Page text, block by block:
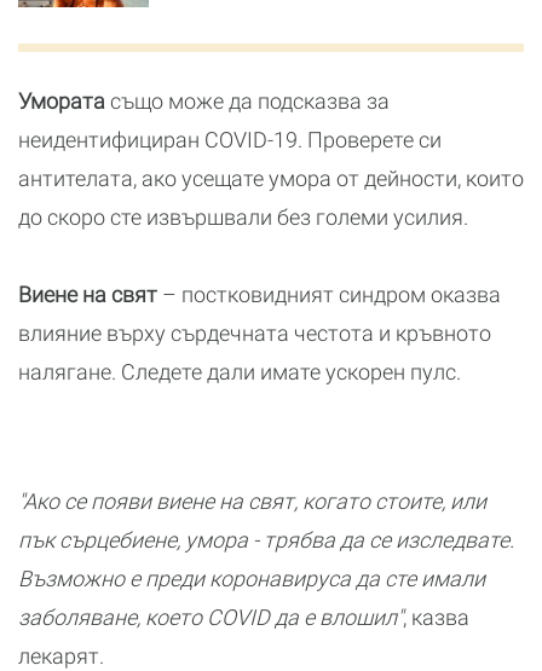
Умората също може да подсказва за
неидентифициран COVID-19. Проверете си
антителата, ако усещате умора от дейности, които
до скоро сте извършвали без големи усилия.
Виене на свят – постковидният синдром оказва
влияние върху сърдечната честота и кръвното
налягане. Следете дали имате ускорен пулс.
"Ако се появи виене на свят, когато стоите, или
пък сърцебиене, умора - трябва да се изследвате.
Възможно е преди коронавируса да сте имали
заболяване, което COVID да е влошил", казва
лекарят.